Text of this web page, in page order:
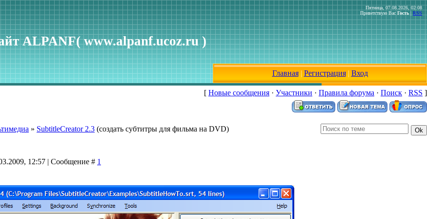
ALPANF( www.alpanf.ucoz.ru )
Пятница, 07.08.2026, 02:08
Приветствую Вас Гость | RSS
Главная| Регистрация| Вход
[ Новые сообщения · Участники · Правила форума · Поиск · RSS ]
» SubtitleCreator 2.3 (создать субтитры для фильма на DVD)
12:57 | Сообщение # 1